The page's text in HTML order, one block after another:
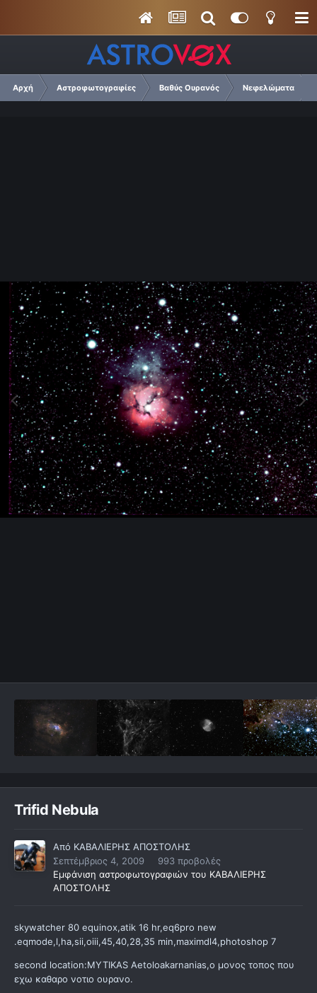
Αρχή Αστροφωτογραφίες Βαθύς Ουρανός Νεφελώματα
Trifid Nebula
Από ΚΑΒΑΛΙΕΡΗΣ ΑΠΟΣΤΟΛΗΣ
Σεπτέμβριος 4, 2009
993 προβολές
Εμφάνιση αστροφωτογραφιών του ΚΑΒΑΛΙΕΡΗΣ
ΑΠΟΣΤΟΛΗΣ
skywatcher 80 equinox,atik 16 hr,eq6pro new
.eqmode,l,ha,sii,oiii,45,40,28,35 min,maximdl4,photoshop 7
second location:MYTIKAS Aetoloakarnanias,ο μονος τοπος που
εχω καθαρο νοτιο ουρανο.